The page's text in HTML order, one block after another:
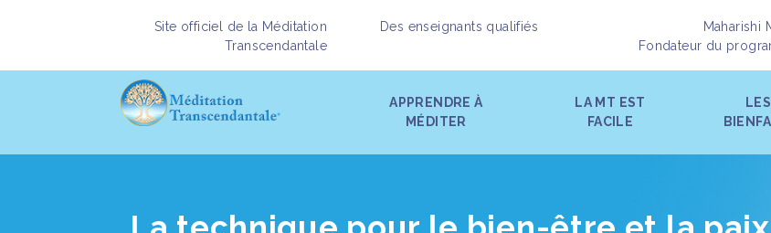
Site officiel de la Méditation
Transcendantale
Des enseignants qualifiés
Maharishi
Fondateur du
APPRENDRE À
MÉDITER
LA MT EST
FACILE
LES